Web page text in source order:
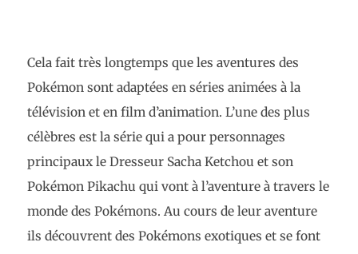
Cela fait très longtemps que les aventures des
Pokémon sont adaptées en séries animées à la
télévision et en film d’animation. L’une des plus
célèbres est la série qui a pour personnages
principaux le Dresseur Sacha Ketchou et son
Pokémon Pikachu qui vont à l’aventure à travers le
monde des Pokémons. Au cours de leur aventure
ils découvrent des Pokémons exotiques et se font